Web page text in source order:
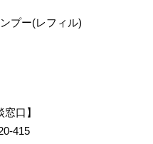
プー(レフィル)
口】
415